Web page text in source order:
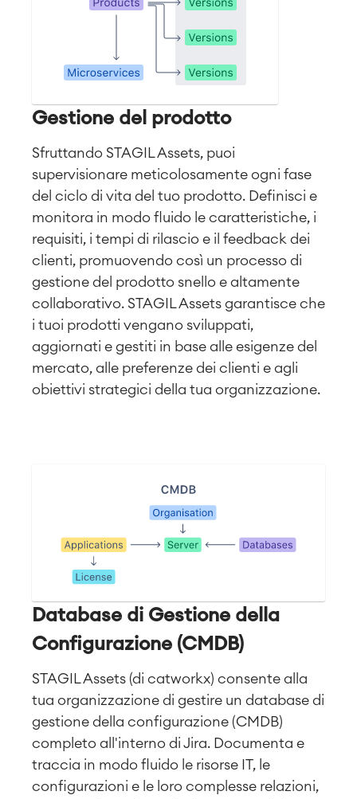
Gestione del prodotto
Sfruttando STAGIL Assets, puoi
supervisionare meticolosamente ogni fase
del ciclo di vita del tuo prodotto. Definisci e
monitora in modo fluido le caratteristiche, i
requisiti, i tempi di rilascio e il feedback dei
clienti, promuovendo così un processo di
gestione del prodotto snello e altamente
collaborativo. STAGIL Assets garantisce che
i tuoi prodotti vengano sviluppati,
aggiornati e gestiti in base alle esigenze del
mercato, alle preferenze dei clienti e agli
obiettivi strategici della tua organizzazione.
Database di Gestione della
Configurazione (CMDB)
STAGIL Assets (di catworkx) consente alla
tua organizzazione di gestire un database di
gestione della configurazione (CMDB)
completo all'interno di Jira. Documenta e
traccia in modo fluido le risorse IT, le
configurazioni e le loro complesse relazioni,